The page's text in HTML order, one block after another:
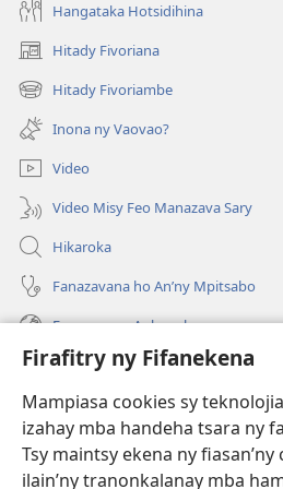
Firafitry ny Fifanekena
Mampiasa cookies sy
izahay mba handeha tsara ny
Tsy maintsy ekena ny
ilain’ny tranonkalanay mba
Hangataka Hotsidihina
Hitady Fivoriana
(manokatra
rohy) Hitady Fivoriambe
(manokatra
rohy) Inona ny Vaovao?
Video
Video Misy Feo Manazava Sary
Hikaroka
Fanazavana ho An’ny Mpitsabo
Fanazavana Ankapobeny
Fanampiana
Fanomezana
(manokatra
rohy)
FITEHIRIZAM-BOKIN’NY